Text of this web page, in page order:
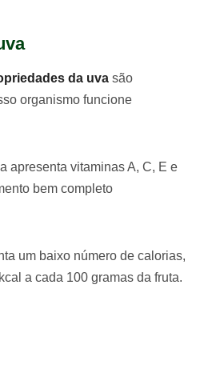
da uva são
organismo funcione
apresenta vitaminas A, C, E e
bem completo
um baixo número de calorias,
a cada 100 gramas da fruta.